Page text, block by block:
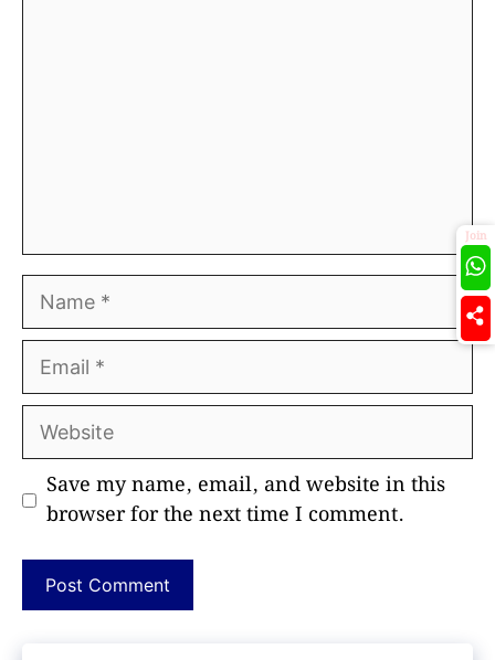
Name
Email
Website
Save my name, email, and website in this
browser for the next time I comment.
Join